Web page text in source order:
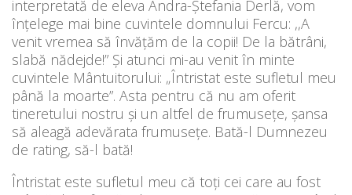
interpretată de eleva Andra-Ștefania Derlă, vom
înțelege mai bine cuvintele domnului Fercu: ,,A
venit vremea să învățăm de la copii! De la bătrâni,
slabă nădejde!” Și atunci mi-au venit în minte
cuvintele Mântuitorului: „Întristat este sufletul meu
până la moarte”. Asta pentru că nu am oferit
tineretului nostru și un altfel de frumusețe, șansa
să aleagă adevărata frumusețe. Bată-l Dumnezeu
de rating, să-l bată!
Întristat este sufletul meu că toți cei care au fost